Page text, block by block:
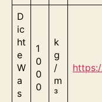
D
ic
ht
e
W
a
s
1
0
0
0
k
g
/
m
³